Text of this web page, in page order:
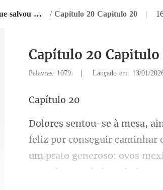
O Temido Cowboy que salvou minha vida / Capítulo 20 Capitulo 20 |
Capítulo 20 Capitulo
Palavras: 1079 | Lançado em: 13/01/
ítu
onseguir caminhar
um prato generoso: ovos m